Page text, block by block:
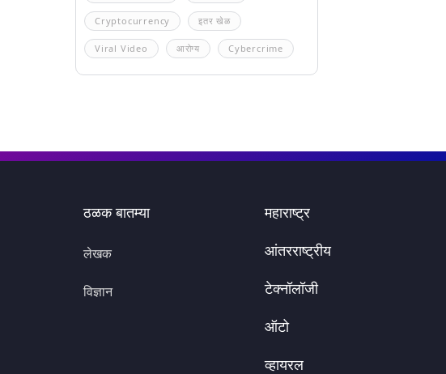
Cryptocurrency इतर खेळ
Viral Video आरोग्य Cybercrime
ठळक बातम्या
लेखक
विज्ञान
महाराष्ट्र
आंतरराष्ट्रीय
टेक्नॉलॉजी
ऑटो
व्हायरल